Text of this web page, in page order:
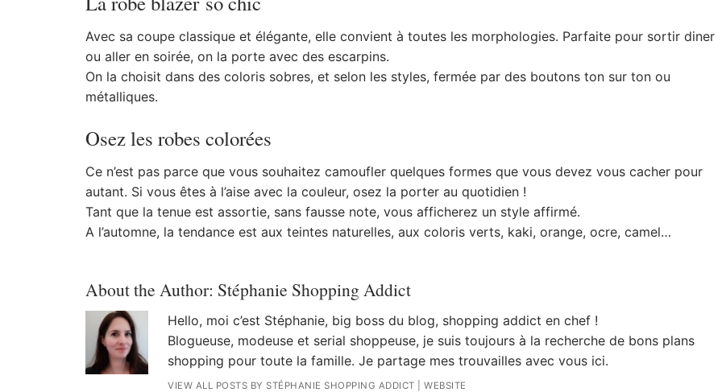
Avec sa coupe classique et élégante, elle convient à toutes les morphologies. Parfaite pour sortir diner
ou aller en soirée, on la porte avec des escarpins.
On la choisit dans des coloris sobres, et selon les styles, fermée par des boutons ton sur ton ou
métalliques.
Osez les robes colorées
Ce n’est pas parce que vous souhaitez camoufler quelques formes que vous devez vous cacher pour
autant. Si vous êtes à l’aise avec la couleur, osez la porter au quotidien !
Tant que la tenue est assortie, sans fausse note, vous afficherez un style affirmé.
A l’automne, la tendance est aux teintes naturelles, aux coloris verts, kaki, orange, ocre, camel…
About the Author: Stéphanie Shopping Addict
Hello, moi c’est Stéphanie, big boss du blog, shopping addict en chef !
Blogueuse, modeuse et serial shoppeuse, je suis toujours à la recherche de bons plans
shopping pour toute la famille. Je partage mes trouvailles avec vous ici.
VIEW ALL POSTS BY STÉPHANIE SHOPPING ADDICT |WEBSITE